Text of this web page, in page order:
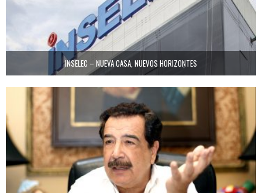
INSELEC – NUEVA CASA, NUEVOS HORIZONTES